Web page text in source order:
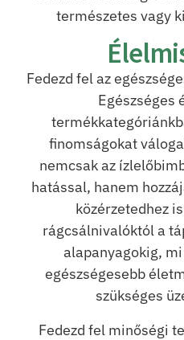
természetes vagy
Fedezd fel az
Egészséges
finomságokat
nemcsak az
hatással, hanem
közérzetedhez
rágcsálnivalóktól a
alapanyagokig,
egészségesebb
szükséges
Fedezd fel minőségi